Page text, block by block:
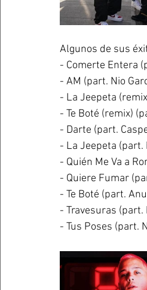
Algunos de sus
- Comerte Entera
- AM (part. Nio
- La Jeepeta
- Te Boté (remix)
- Darte (part.
- La Jeepeta (part.
- Quién Me Va a
- Quiere Fumar
- Te Boté (part.
- Travesuras (part.
- Tus Poses (part.